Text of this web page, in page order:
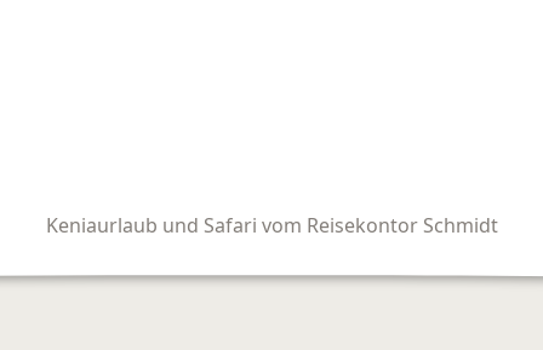
Keniaurlaub und Safari vom Reisekontor Schmidt